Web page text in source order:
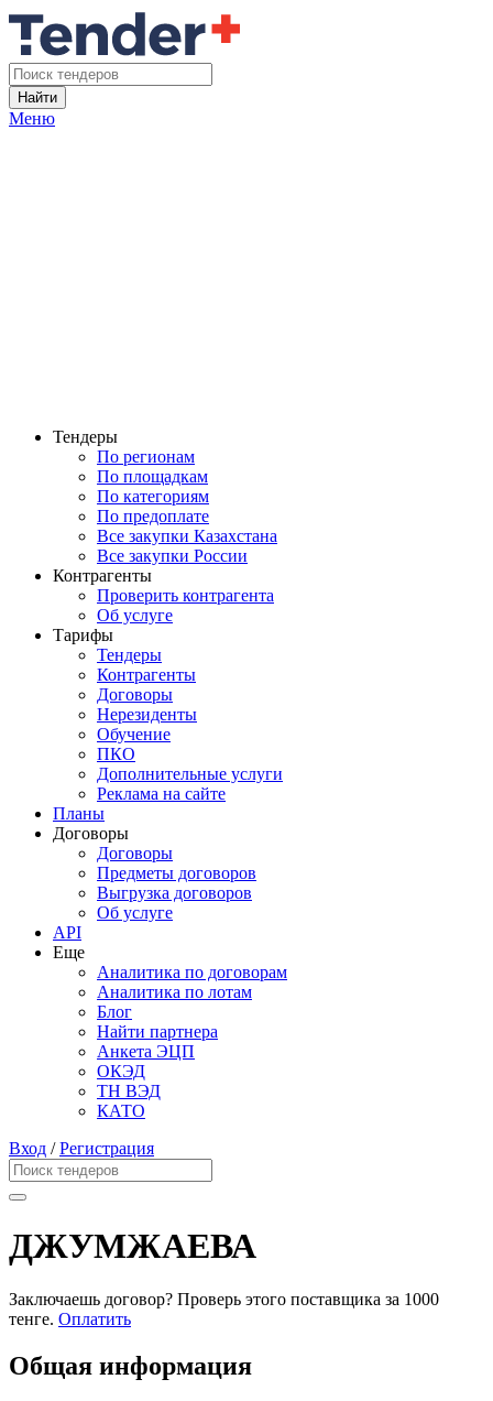
Найти
Меню
Тендеры
По регионам
По площадкам
По категориям
По предоплате
Все закупки Казахстана
Все закупки России
Контрагенты
Проверить контрагента
Об услуге
Тарифы
Тендеры
Контрагенты
Договоры
Нерезиденты
Обучение
ПКО
Дополнительные услуги
Реклама на сайте
Планы
Договоры
Договоры
Предметы договоров
Выгрузка договоров
Об услуге
API
Еще
Аналитика по договорам
Аналитика по лотам
Блог
Найти партнера
Анкета ЭЦП
ОКЭД
ТН ВЭД
КАТО
Вход /Регистрация
ДЖУМЖАЕВА
Заключаешь договор? Проверь этого поставщика за 1000
тенге. Оплатить
Общая информация